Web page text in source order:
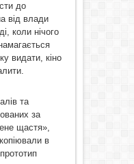
до
від влади
коли нічого
видати, кіно
та
за
щастя»,
в